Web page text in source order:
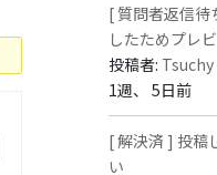
[ 質問者返信待
したためプレ
投稿者: Tsuchy
1週、 5日前
[ 解決済 ] 投稿
い